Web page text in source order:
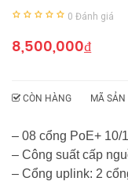
0 Đánh giá
8,500,000₫
CÒN HÀNG MÃ
– 08 cổng PoE+ 10/
– Công suất cấp
– Cổng uplink: 2